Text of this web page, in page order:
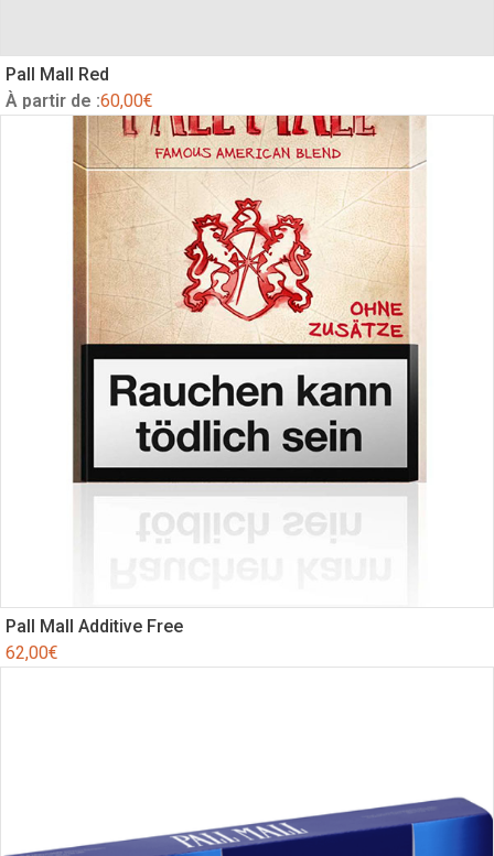
Pall Mall Red
À partir de :60,00€
Pall Mall Additive Free
62,00€